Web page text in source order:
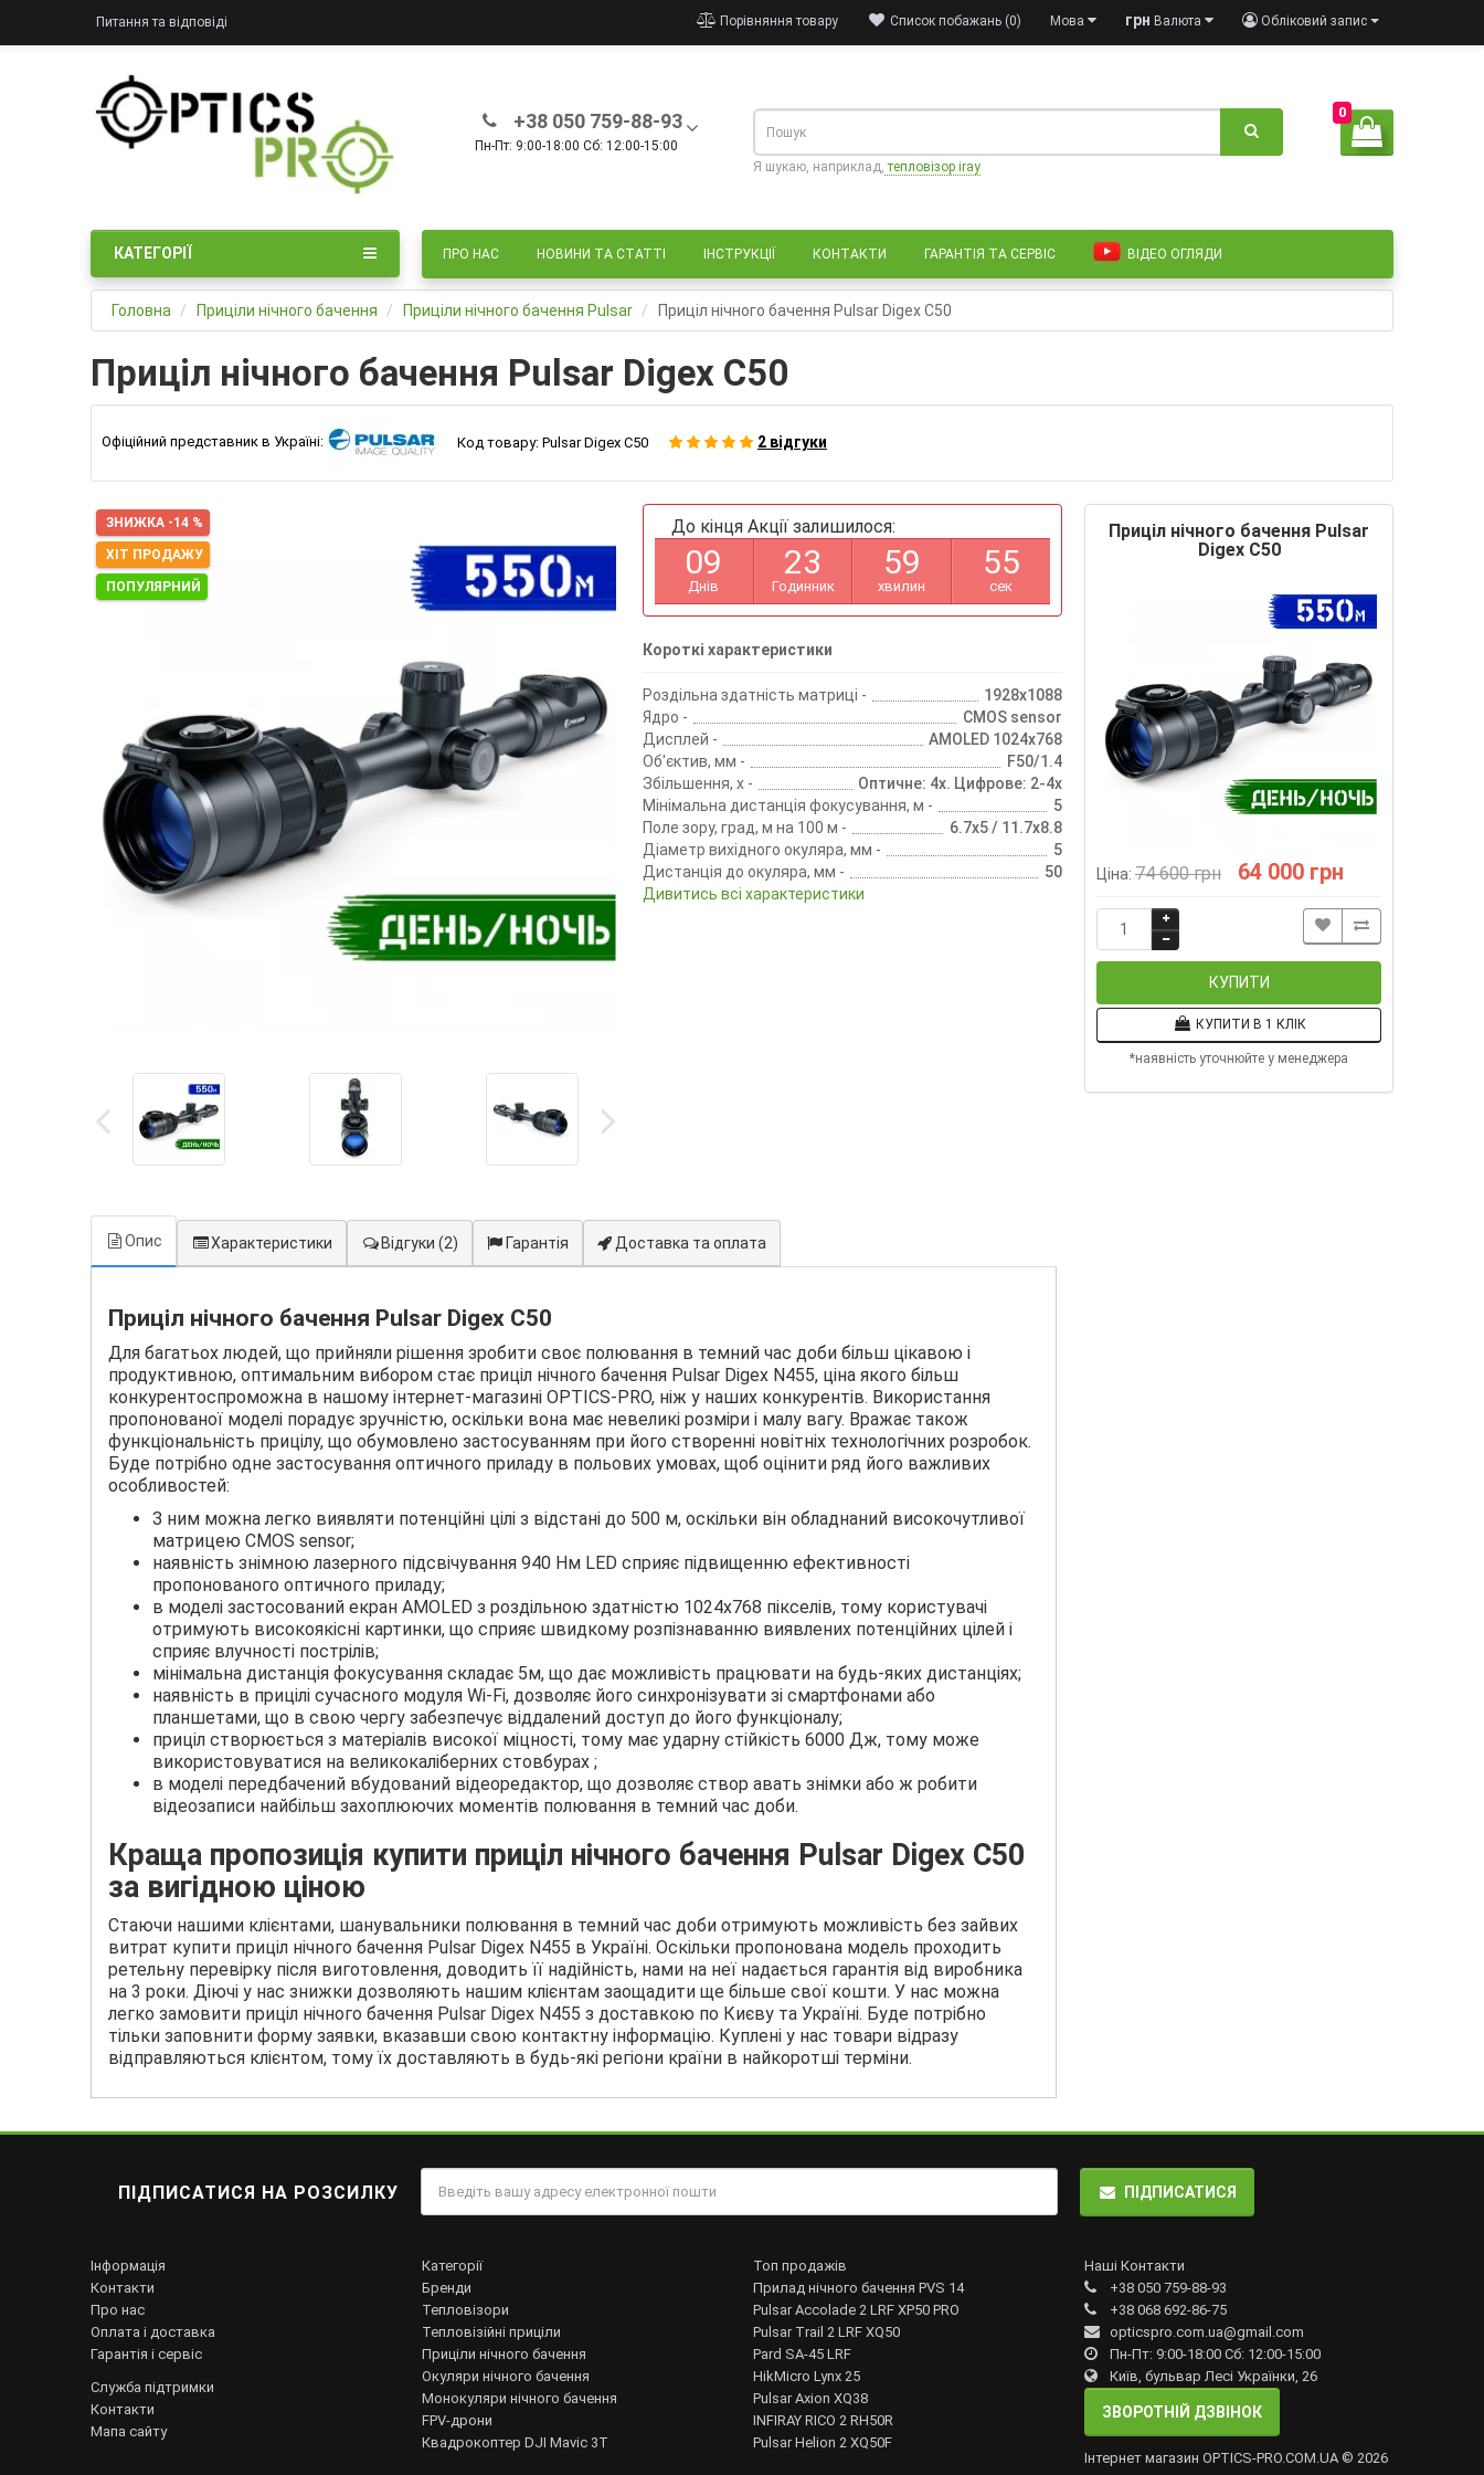
Питання та відповіді Обліковий запис
грн Валюта
Мова
Список побажань (0)
Порівняння товару
+38 050 759-88-93
Пн-Пт: 9:00-18:00 Сб: 12:00-15:00
0
Я шукаю, наприклад, тепловізор iray
ПРО НАС НОВИНИ ТА СТАТТІ ІНСТРУКЦІЇ КОНТАКТИ ГАРАНТІЯ ТА СЕРВІС ВІДЕО ОГЛЯДИ
КАТЕГОРІЇ
Головна Приціли нічного бачення Приціли нічного бачення Pulsar Приціл нічного бачення Pulsar Digex C50
Приціл нічного бачення Pulsar Digex C50
Офіційний представник в Україні: Код товару: Pulsar Digex C50 2 відгуки
ЗНИЖКА -14 %
ХІТ ПРОДАЖУ
ПОПУЛЯРНИЙ
До кінця Акції залишилося:
09
Днів
23
Годинник
59
хвилин
55
сек
Короткі характеристики
Роздільна здатність матриці -
1928x1088
Ядро -
CMOS sensor
Дисплей -
AMOLED 1024x768
Об'єктив, мм -
F50/1.4
Збільшення, х -
Оптичне: 4х. Цифрове: 2-4х
Мінімальна дистанція фокусування, м -
5
Поле зору, град, м на 100 м -
6.7x5 / 11.7x8.8
Діаметр вихідного окуляра, мм -
5
Дистанція до окуляра, мм -
50
Дивитись всі характеристики
Приціл нічного бачення Pulsar
Digex C50
Ціна: 74 600 грн 64 000 грн
КУПИТИ
КУПИТИ В 1 КЛІК
*наявність уточнюйте у менеджера
Опис Характеристики Відгуки (2) Гарантія Доставка та оплата
Приціл нічного бачення Pulsar Digex C50
Для багатьох людей, що прийняли рішення зробити своє полювання в темний час доби більш цікавою і
продуктивною, оптимальним вибором стає приціл нічного бачення Pulsar Digex N455, ціна якого більш
конкурентоспроможна в нашому інтернет-магазині OPTICS-PRO, ніж у наших конкурентів. Використання
пропонованої моделі порадує зручністю, оскільки вона має невеликі розміри і малу вагу. Вражає також
функціональність прицілу, що обумовлено застосуванням при його створенні новітніх технологічних розробок.
Буде потрібно одне застосування оптичного приладу в польових умовах, щоб оцінити ряд його важливих
особливостей:
З ним можна легко виявляти потенційні цілі з відстані до 500 м, оскільки він обладнаний високочутливої ​​
матрицею CMOS sensor;
наявність знімною лазерного підсвічування 940 Нм LED сприяє підвищенню ефективності
пропонованого оптичного приладу;
в моделі застосований екран AMOLED з роздільною здатністю 1024х768 пікселів, тому користувачі
отримують високоякісні картинки, що сприяє швидкому розпізнаванню виявлених потенційних цілей і
сприяє влучності пострілів;
мінімальна дистанція фокусування складає 5м, що дає можливість працювати на будь-яких дистанціях;
наявність в прицілі сучасного модуля Wi-Fi, дозволяє його синхронізувати зі смартфонами або
планшетами, що в свою чергу забезпечує віддалений доступ до його функціоналу;
приціл створюється з матеріалів високої міцності, тому має ударну стійкість 6000 Дж, тому може
використовуватися на великокаліберних стовбурах ;
в моделі передбачений вбудований відеоредактор, що дозволяє створ авать знімки або ж робити
відеозаписи найбільш захоплюючих моментів полювання в темний час доби.
Краща пропозиція купити приціл нічного бачення Pulsar Digex C50
за вигідною ціною
Стаючи нашими клієнтами, шанувальники полювання в темний час доби отримують можливість без зайвих
витрат купити приціл нічного бачення Pulsar Digex N455 в Україні. Оскільки пропонована модель проходить
ретельну перевірку після виготовлення, доводить її надійність, нами на неї надається гарантія від виробника
на 3 роки. Діючі у нас знижки дозволяють нашим клієнтам заощадити ще більше свої кошти. У нас можна
легко замовити приціл нічного бачення Pulsar Digex N455 з доставкою по Києву та Україні. Буде потрібно
тільки заповнити форму заявки, вказавши свою контактну інформацію. Куплені у нас товари відразу
відправляються клієнтом, тому їх доставляють в будь-які регіони країни в найкоротші терміни.
ПІДПИСАТИСЯ НА РОЗСИЛКУ ПІДПИСАТИСЯ
Інформація
Контакти
Про нас
Оплата і доставка
Гарантія і сервіс
Служба підтримки
Контакти
Мапа сайту
Категорії
Бренди
Тепловізори
Тепловізійні приціли
Приціли нічного бачення
Окуляри нічного бачення
Монокуляри нічного бачення
FPV-дрони
Квадрокоптер DJI Mavic 3T
Топ продажів
Прилад нічного бачення PVS 14
Pulsar Accolade 2 LRF XP50 PRO
Pulsar Trail 2 LRF XQ50
Pard SA-45 LRF
HikMicro Lynx 25
Pulsar Axion XQ38
INFIRAY RICO 2 RH50R
Pulsar Helion 2 XQ50F
Наші Контакти
+38 050 759-88-93
+38 068 692-86-75
opticspro.com.ua@gmail.com
Пн-Пт: 9:00-18:00 Сб: 12:00-15:00
Київ, бульвар Лесі Українки, 26
ЗВОРОТНІЙ ДЗВІНОК
Інтернет магазин OPTICS-PRO.COM.UA © 2026